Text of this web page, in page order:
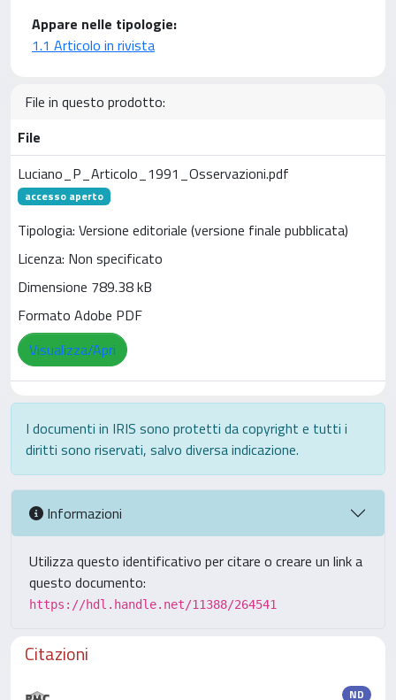
Appare nelle tipologie:
1.1 Articolo in rivista
File in questo prodotto:
File
Luciano_P_Articolo_1991_Osservazioni.pdf
accesso aperto
Tipologia: Versione editoriale (versione finale pubblicata)
Licenza: Non specificato
Dimensione 789.38 kB
Formato Adobe PDF
Visualizza/Apri
I documenti in IRIS sono protetti da copyright e tutti i
diritti sono riservati, salvo diversa indicazione.
Informazioni
Utilizza questo identificativo per citare o creare un link a
questo documento:
https://hdl.handle.net/11388/264541
Citazioni
ND